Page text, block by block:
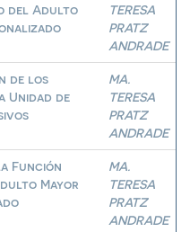
del Adulto
TERESA
PRATZ
ANDRADE
de los
Unidad de
MA.
TERESA
PRATZ
ANDRADE
Función
Mayor
MA.
TERESA
PRATZ
ANDRADE